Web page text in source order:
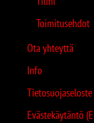
Toimitusehdot
Ota yhteyttä
Info
Tietosuojaseloste
Evästekäytäntö